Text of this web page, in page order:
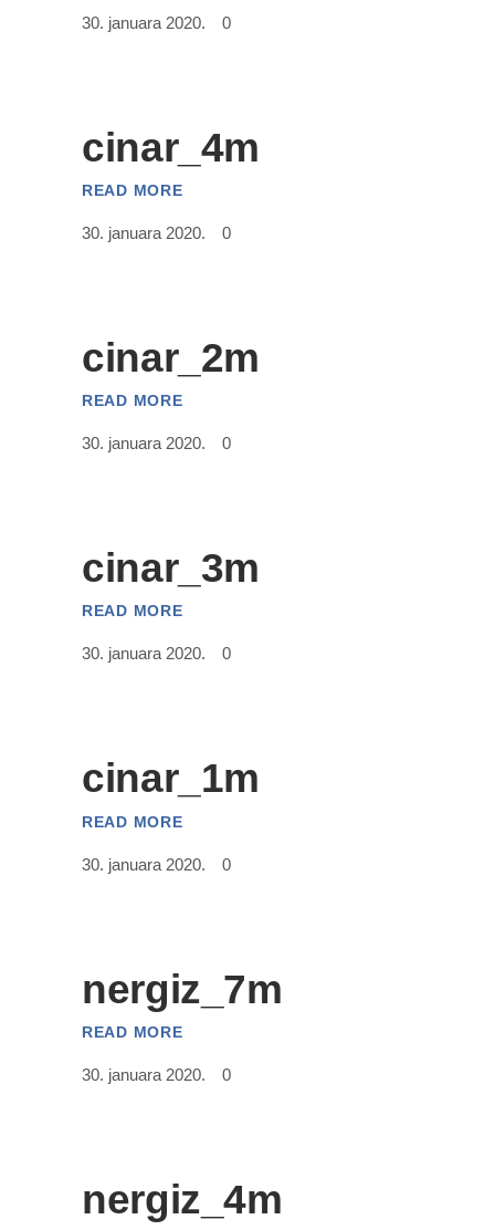
30. januara 2020. 0
cinar_4m
READ MORE
30. januara 2020. 0
cinar_2m
READ MORE
30. januara 2020. 0
cinar_3m
READ MORE
30. januara 2020. 0
cinar_1m
READ MORE
30. januara 2020. 0
nergiz_7m
READ MORE
30. januara 2020. 0
nergiz_4m